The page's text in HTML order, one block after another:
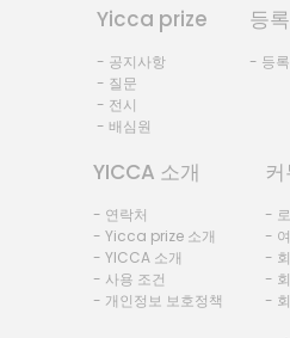
Yicca prize
- 공지사항
- 질문
- 전시
- 배심원
등록
- 등록
YICCA 소개
- 연락처
- Yicca prize 소개
- YICCA 소개
- 사용 조건
- 개인정보 보호정책
-
-
-
-
-